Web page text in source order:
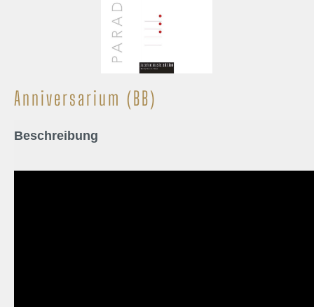
Anniversarium (BB)
Beschreibung